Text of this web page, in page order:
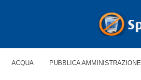
ACQUA PUBBLICA AMMINISTRAZIONE